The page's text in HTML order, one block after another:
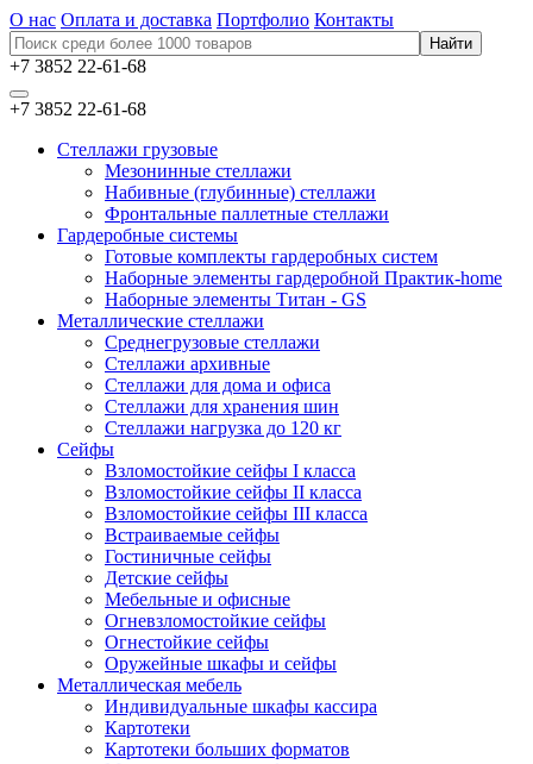
О нас Оплата и доставка Портфолио Контакты
+7 3852 22-61-68
+7 3852 22-61-68
Стеллажи грузовые
Мезонинные стеллажи
Набивные (глубинные) стеллажи
Фронтальные паллетные стеллажи
Гардеробные системы
Готовые комплекты гардеробных систем
Наборные элементы гардеробной Практик-home
Наборные элементы Титан - GS
Металлические стеллажи
Среднегрузовые стеллажи
Стеллажи архивные
Стеллажи для дома и офиса
Стеллажи для хранения шин
Стеллажи нагрузка до 120 кг
Сейфы
Взломостойкие сейфы I класса
Взломостойкие сейфы II класса
Взломостойкие сейфы III класса
Встраиваемые сейфы
Гостиничные сейфы
Детские сейфы
Мебельные и офисные
Огневзломостойкие сейфы
Огнестойкие сейфы
Оружейные шкафы и сейфы
Металлическая мебель
Индивидуальные шкафы кассира
Картотеки
Картотеки больших форматов